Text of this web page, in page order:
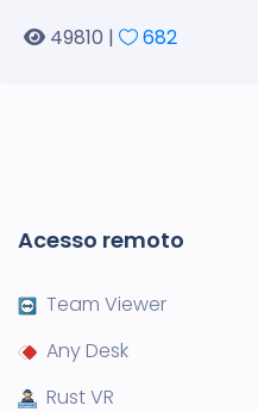
49810 | 682
Acesso remoto
Team Viewer
Any Desk
Rust VR